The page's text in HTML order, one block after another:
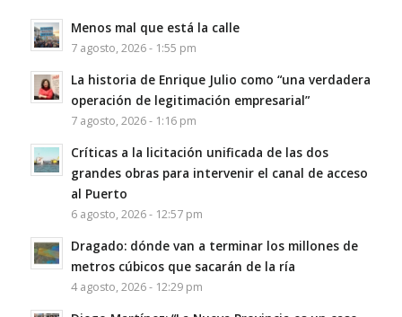
Menos mal que está la calle
7 agosto, 2026 - 1:55 pm
La historia de Enrique Julio como “una verdadera
operación de legitimación empresarial”
7 agosto, 2026 - 1:16 pm
Críticas a la licitación unificada de las dos
grandes obras para intervenir el canal de acceso
al Puerto
6 agosto, 2026 - 12:57 pm
Dragado: dónde van a terminar los millones de
metros cúbicos que sacarán de la ría
4 agosto, 2026 - 12:29 pm